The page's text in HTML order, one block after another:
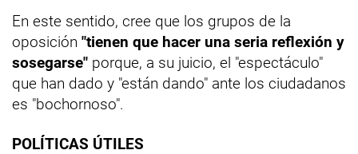
En este sentido, cree que los grupos de la
oposición "tienen que hacer una seria reflexión y
sosegarse" porque, a su juicio, el "espectáculo"
que han dado y "están dando" ante los ciudadanos
es "bochornoso".
POLÍTICAS ÚTILES